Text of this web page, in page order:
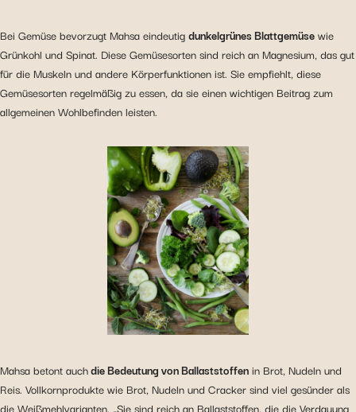
Bei Gemüse bevorzugt Mahsa eindeutigdunkelgrünes Blattgemüsewie
Grünkohl und Spinat. Diese Gemüsesorten sind reich an Magnesium, das gut
für die Muskeln und andere Körperfunktionen ist. Sie empfiehlt, diese
Gemüsesorten regelmäßig zu essen, da sie einen wichtigen Beitrag zum
allgemeinen Wohlbefinden leisten.
Mahsa betont auchdie Bedeutung von Ballaststoffenin Brot, Nudeln und
Reis. Vollkornprodukte wie Brot, Nudeln und Cracker sind viel gesünder als
die Weißmehlvarianten. „Sie sind reich an Ballaststoffen, die die Verdauung